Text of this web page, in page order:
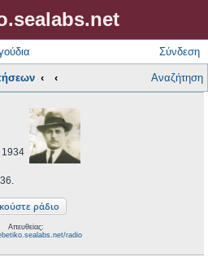
Σύνδεση
Αναζήτηση
1934
Απευθείας:
radio